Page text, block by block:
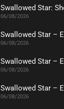
06/08/2026
Swallowed Star –
06/08/2026
Swallowed Star –
06/08/2026
Swallowed Star –
06/08/2026